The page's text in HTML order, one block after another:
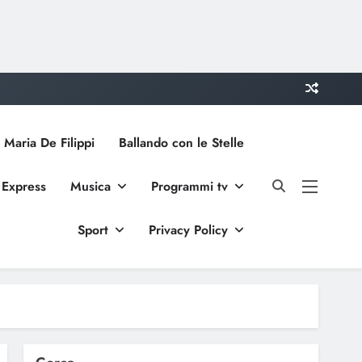
De Filippi Ballando con le Stelle
Musica Programmi tv
Sport Privacy Policy